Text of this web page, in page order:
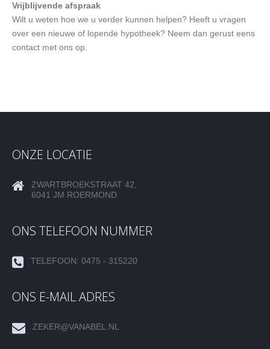
Vrijblijvende afspraak
Wilt u weten hoe we u verder kunnen helpen? Heeft u vragen
over een nieuwe of lopende hypotheek? Neem dan gerust eens
contact met ons op.
ONZE LOCATIE
ZWARTBROEKSTRAAT 42,
6041 JM ROERMOND
ONS TELEFOON NUMMER
TELEFOON: 0475 - 315220
ONS E-MAIL ADRES
ZEKER@VANABEL.NL